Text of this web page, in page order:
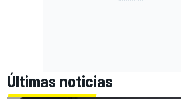
Últimas noticias